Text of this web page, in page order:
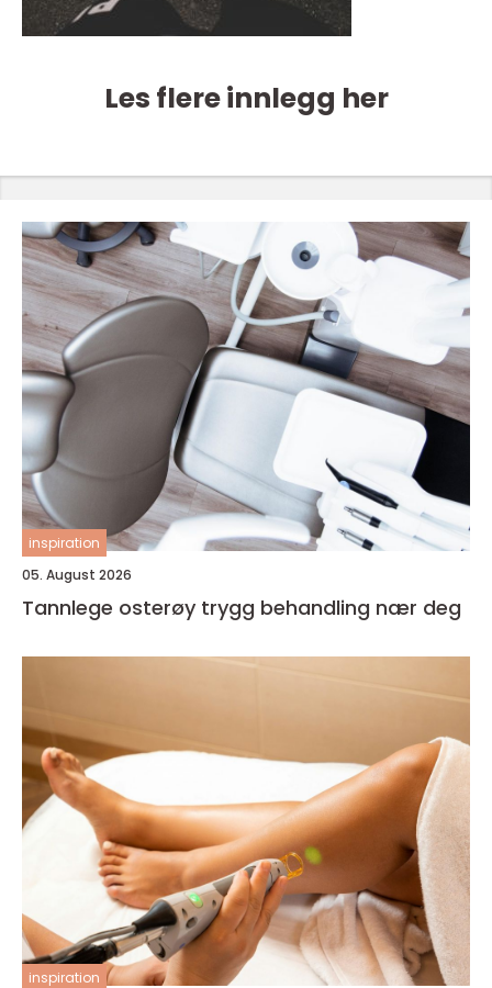
Les flere innlegg her
inspiration
05. August 2026
Tannlege osterøy trygg behandling nær deg
inspiration